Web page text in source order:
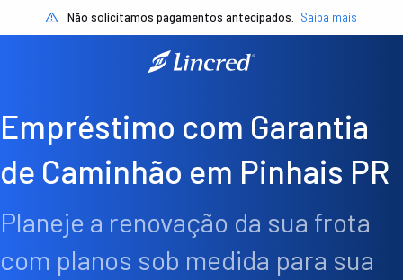
Não solicitamos pagamentos antecipados. Saiba mais
Empréstimo com Garantia
de Caminhão em Pinhais PR
Planeje a renovação da sua frota
com planos sob medida para sua